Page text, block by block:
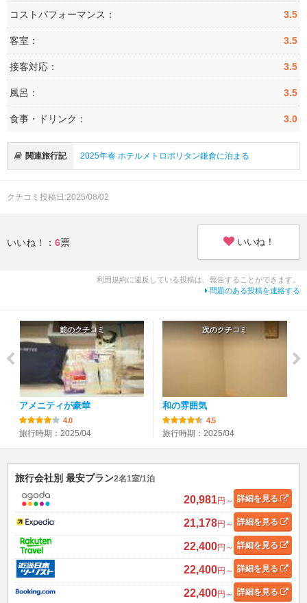
コストパフォーマンス： 3.5
客室： 3.5
接客対応： 3.5
風呂： 3.5
食事・ドリンク： 3.0
関連旅行記 2025年春 ホテルメトロポリタン鎌倉に泊まる
クチコミ投稿日:2025/08/02
いいね！： 6票 いいね！
利用規約に違反している投稿は、報告することができます。
問題のある投稿を連絡する
前のクチコミ
アメニティが豪華
4.0
旅行時期：2025/04
次のクチコミ
和の雰囲気
4.5
旅行時期：2025/04
旅行会社別 最安プラン2名1室/1泊
20,981円～ 詳細を見る
21,178円～ 詳細を見る
22,400円～ 詳細を見る
22,400円～ 詳細を見る
22,400円～ 詳細を見る